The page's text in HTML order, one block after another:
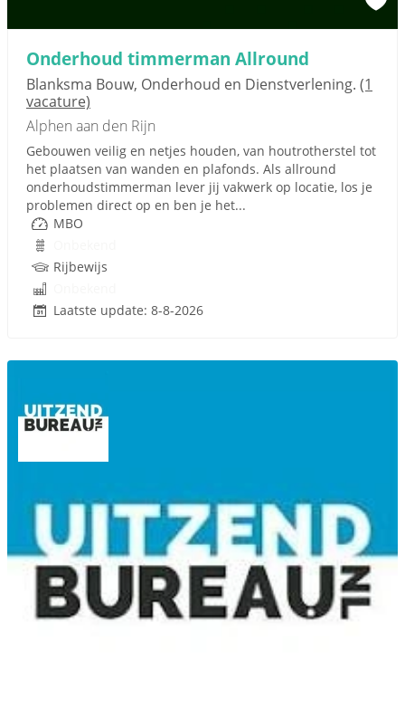
Onderhoud timmerman Allround
Blanksma Bouw, Onderhoud en Dienstverlening. (1
vacature)
Alphen aan den Rijn
Gebouwen veilig en netjes houden, van houtrotherstel tot
het plaatsen van wanden en plafonds. Als allround
onderhoudstimmerman lever jij vakwerk op locatie, los je
problemen direct op en ben je het...
MBO
Rijbewijs
Laatste update: 8-8-2026